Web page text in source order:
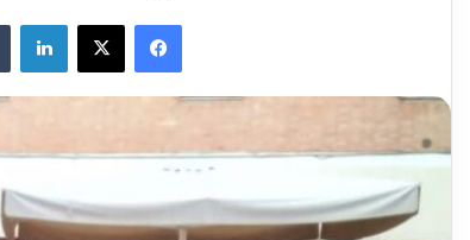
إلكترونيا
فيسبوك‫X